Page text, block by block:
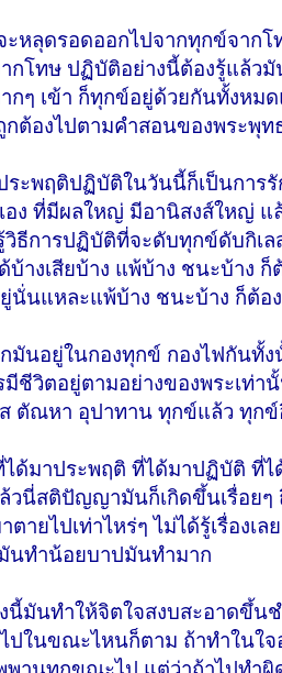
หลุดรอดออกไปจากทุกข์จากโ
กโทษ ปฏิบัติอย่างนี้ต้องรู้แล้ว
กๆ เข้า ก็ทุกข์อยู่ด้วยกันทั้งห
ต้องไปตามคำสอนของพระพุท
ะพฤติปฏิบัติในวันนี้ก็เป็นการ
ง ที่มีผลใหญ่ มีอานิสงส์ใหญ่
วิธีการปฏิบัติที่จะดับทุกข์ดับกิเ
างเสียบ้าง แพ้บ้าง ชนะบ้าง
นั่นแหละแพ้บ้าง ชนะบ้าง ก็ต้อ
มันอยู่ในกองทุกข์ กองไฟกันทั้
มีชีวิตอยู่ตามอย่างของพระเท่
ตัณหา อุปาทาน ทุกข์แล้ว ทุก
ได้มาประพฤติ ที่ได้มาปฏิบัติ ที่
วนี่สติปัญญามันก็เกิดขึ้นเรื่อยๆ
ตายไปเท่าไหร่ๆ ไม่ได้รู้เรื่อง
นทำน้อยบาปมันทำมาก
มันทำให้จิตใจสงบสะอาดขึ้น
ในขณะไหนก็ตาม ถ้าทำในใจ